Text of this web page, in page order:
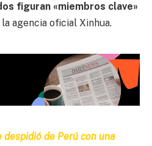
figuran «miembros clave»
agencia oficial Xinhua.
despidió de Perú con una